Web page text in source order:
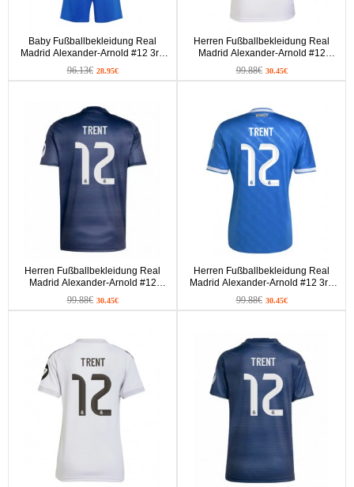
Baby Fußballbekleidung Real
Madrid Alexander-Arnold #12 3rd
Trikot 2025-26 Kurzarm (+ kurze
hosen)
96.13€ 28.95€
Herren Fußballbekleidung Real
Madrid Alexander-Arnold #12
Heimtrikot 2025-26 Kurzarm
99.88€ 30.45€
Herren Fußballbekleidung Real
Madrid Alexander-Arnold #12
Auswärtstrikot 2025-26 Kurzarm
99.88€ 30.45€
Herren Fußballbekleidung Real
Madrid Alexander-Arnold #12 3rd
Trikot 2025-26 Kurzarm
99.88€ 30.45€